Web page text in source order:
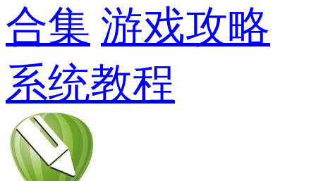
合集 游戏攻略
系统教程